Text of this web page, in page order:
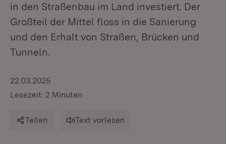
in den Straßenbau im Land investiert. Der
Großteil der Mittel floss in die Sanierung
und den Erhalt von Straßen, Brücken und
Tunneln.
22.03.2025
Lesezeit: 2 Minuten
Teilen Text vorlesen